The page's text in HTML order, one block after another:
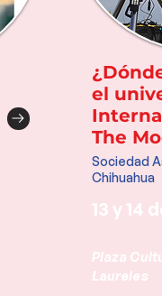
el
The
Sociedad
Chihuahua
13 y 14
Plaza
Laureles